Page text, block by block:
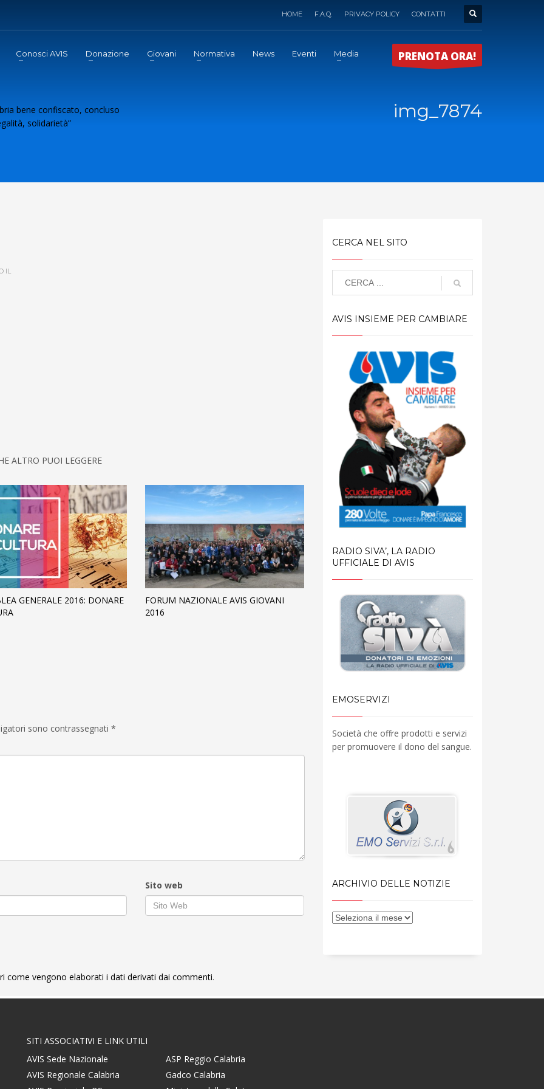
HOME F.A.Q. PRIVACY POLICY CONTATTI
Conosci AVIS Donazione Giovani Normativa News Eventi Media PRENOTA ORA!
bene confiscato, concluso
solidarietà”
img_7874
IL
ALTRO PUOI LEGGERE
GENERALE 2016: DONARE
FORUM NAZIONALE AVIS GIOVANI
2016
sono contrassegnati *
Sito web
come vengono elaborati i dati derivati dai commenti.
CERCA NEL SITO
AVIS INSIEME PER CAMBIARE
RADIO SIVA’, LA RADIO
UFFICIALE DI AVIS
EMOSERVIZI
Società che offre prodotti e servizi
per promuovere il dono del sangue.
ARCHIVIO DELLE NOTIZIE
SITI ASSOCIATIVI E LINK UTILI
AVIS Sede Nazionale
ASP Reggio Calabria
AVIS Regionale Calabria
Gadco Calabria